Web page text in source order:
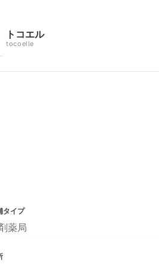
トコエル
tocoelle
タイプ
薬局